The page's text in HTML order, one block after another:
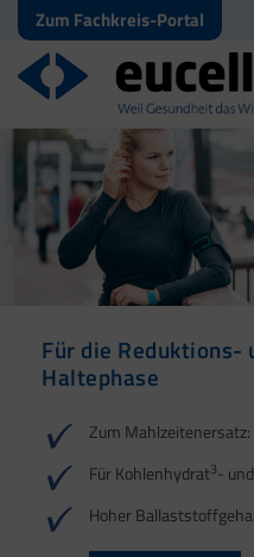
Zum Fachkreis-Portal
Für die Reduktions-
Haltephase
Zum
Für Kohlenhydrat3-
Hoher
Für die Reduktions-
Haltephase
3